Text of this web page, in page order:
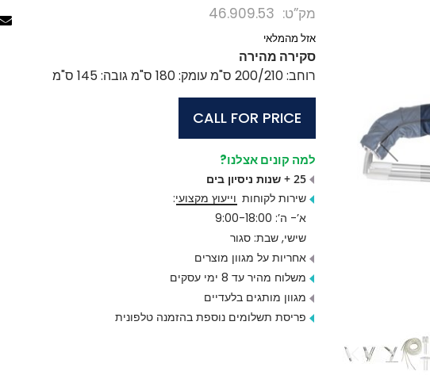
מק”ט 46.909.53
אזל מהמלאי
סקירה מהירה
רוחב: 200/210 ס"מ עומק: 180 ס"מ גובה: 145 ס"מ
CALL FOR PRICE
למה קונים אצלנו?
25 + שנות ניסיון בים
שירות לקוחות וייעוץ מקצועי:
א’- ה’: 9:00-18:00
שישי, שבת: סגור
אחריות על מגוון מוצרים
משלוח מהיר עד 8 ימי עסקים
מגוון מותגים בלעדיים
פריסת תשלומים נוספת בהזמנה טלפונית